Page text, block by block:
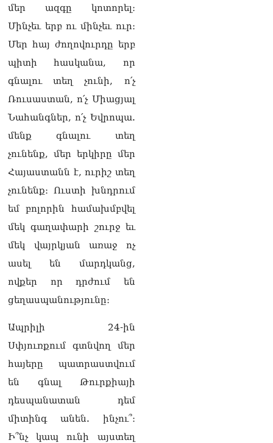
մեր ազգը կոտորել։
Մինչեւ երբ ու մինչեւ ուր։
Մեր հայ ժողովուրդը երբ
պիտի հասկանա, որ
գնալու տեղ չունի, ո՛չ
Ռուսաստան, ո՛չ Միացյալ
Նահանգներ, ո՛չ Եվրոպա.
մենք գնալու տեղ
չունենք, մեր երկիրը մեր
Հայաստանն է, ուրիշ տեղ
չունենք։ Ուստի խնդրում
եմ բոլորին համախմբվել
մեկ գաղափարի շուրջ եւ
մեկ վայրկյան առաջ ոչ
ասել են մարդկանց,
ովքեր որ դրժում են
ցեղասպանությունը։
Ապրիլի 24-ին
Սփյուռքում գտնվող մեր
հայերը պատրաստվում
են գնալ Թուրքիայի
դեսպանատան դեմ
միտինգ անեն. ինչու՞։
Ի՞նչ կապ ունի այստեղ